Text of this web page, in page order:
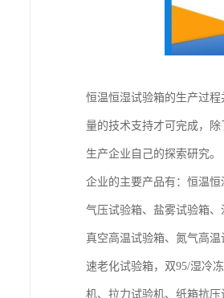
恒温恒湿试验箱的生产过
量的技术支持才可完成，
生产企业自己的探索研究。
企业的主要产品有：恒温
气压试验箱、盐雾试验箱
真空高温试验箱、氮气高
速老化试验箱，双95/湿冷
机、拉力试验机、纸箱抗